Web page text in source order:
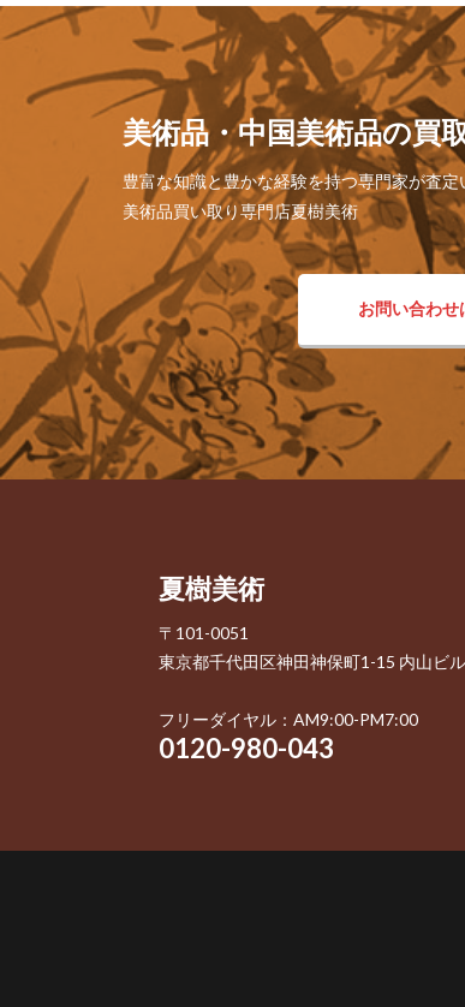
美術品・中国美術品の買
豊富な知識と豊かな経験を持つ専門家が査定
美術品買い取り専門店夏樹美術
お問い合わせ
夏樹美術
〒101-0051
東京都千代田区神田神保町1-15 内山ビ
フリーダイヤル：AM9:00-PM7:00
0120-980-043